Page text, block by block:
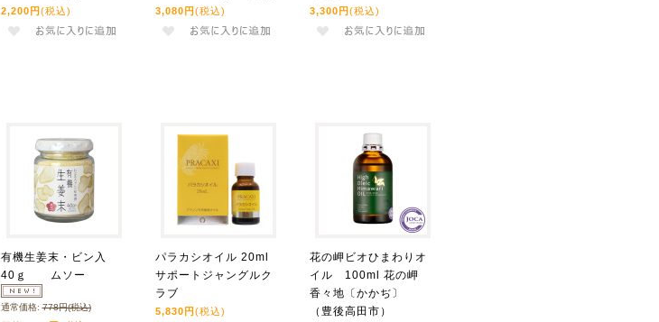
2,200円 (税込) 3,080円 (税込) 3,300円 (税込)
有機生姜末・ビン入
40ｇ ムソー
通常価格:778円(税込)
パラカシオイル 20ml
サポートジャングルク
ラブ
5,830円 (税込)
花の岬ビオひまわりオ
イル 100ml 花の岬
香々地〔かかぢ〕
（豊後高田市）